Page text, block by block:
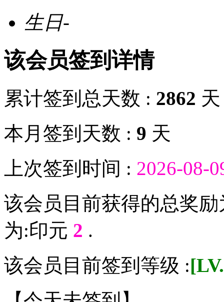
生日-
该会员签到详情
累计签到总天数 : 2862 天
本月签到天数 : 9 天
上次签到时间 : 2026-08-
该会员目前获得的总奖
为:印元 2 .
该会员目前签到等级 :